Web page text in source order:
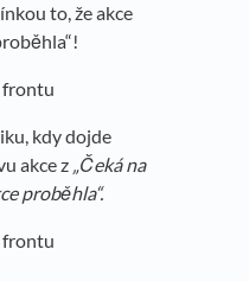
to, že akce
frontu
kdy dojde
akce z „Čeká na
proběhla“.
frontu